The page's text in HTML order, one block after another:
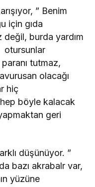
” Benim
için gıda
değil, burda yardım
otursunlar
tutmaz,
olacağı
hiç
böyle kalacak
geri
düşünüyor. ”
bazı akrabalr var,
yüzüne